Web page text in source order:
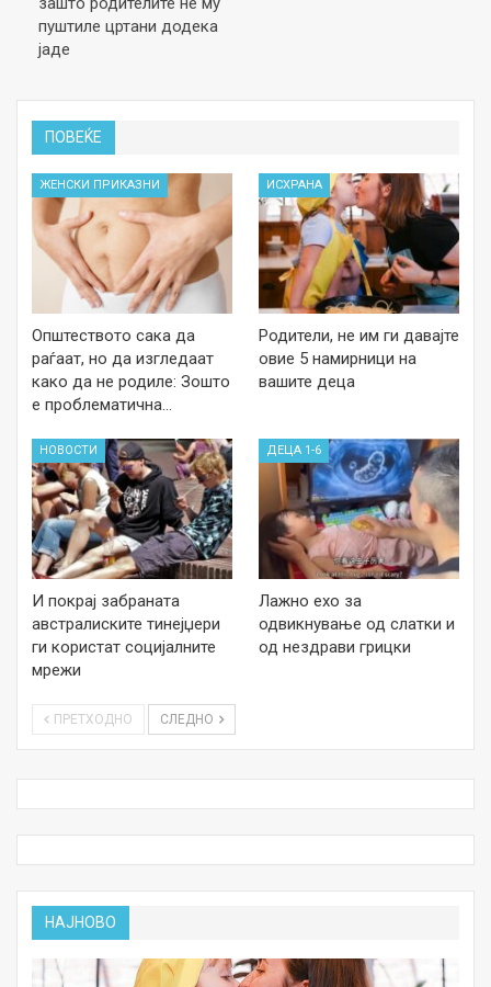
пуштиле цртани додека
јаде
ПОВЕЌЕ
ЖЕНСКИ ПРИКАЗНИ
Општеството сака да
раѓаат, но да изгледаат
како да не родиле: Зошто
е проблематична…
ИСХРАНА
Родители, не им ги давајте
овие 5 намирници на
вашите деца
НОВОСТИ
И покрај забраната
австралиските тинејџери
ги користат социјалните
мрежи
ДЕЦА 1-6
Лажно ехо за
одвикнување од слатки и
од нездрави грицки
ПРЕТХОДНО СЛЕДНО
НАЈНОВО